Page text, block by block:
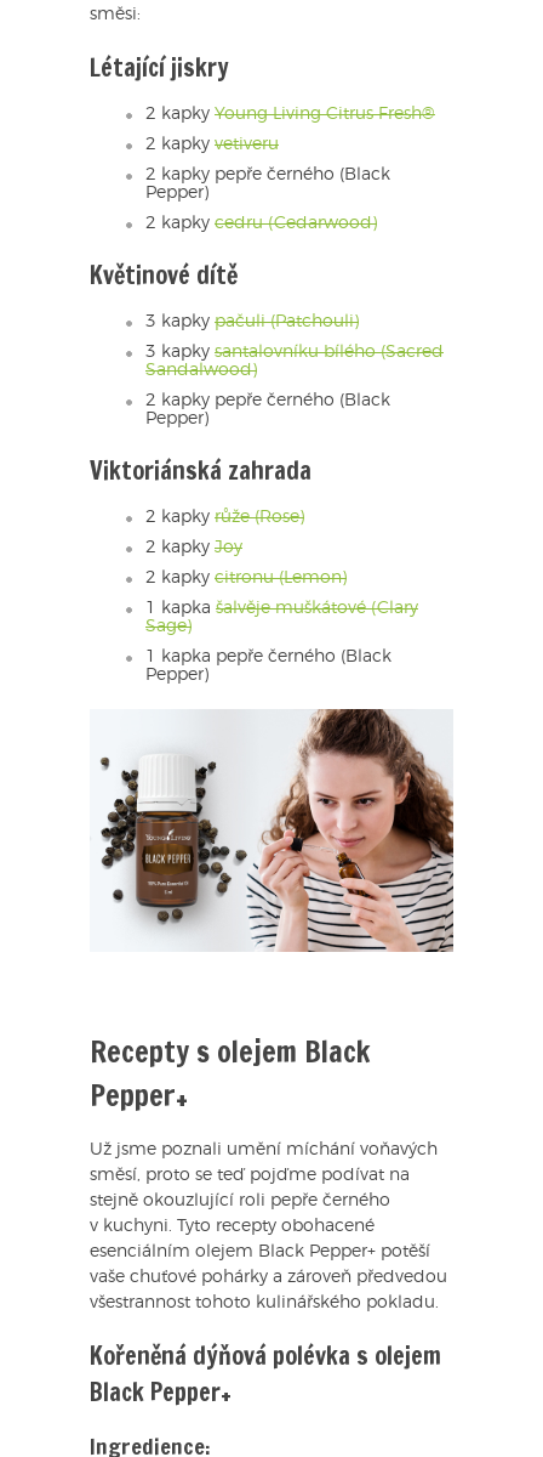
směsi:
Létající jiskry
2 kapky Young Living Citrus Fresh®
2 kapky vetiveru
2 kapky pepře černého (Black
Pepper)
2 kapky cedru (Cedarwood)
Květinové dítě
3 kapky pačuli (Patchouli)
3 kapky santalovníku bílého (Sacred
Sandalwood)
2 kapky pepře černého (Black
Pepper)
Viktoriánská zahrada
2 kapky růže (Rose)
2 kapky Joy
2 kapky citronu (Lemon)
1 kapka šalvěje muškátové (Clary
Sage)
1 kapka pepře černého (Black
Pepper)
Recepty s olejem Black
Pepper+
Už jsme poznali umění míchání voňavých
směsí, proto se teď pojďme podívat na
stejně okouzlující roli pepře černého
v kuchyni. Tyto recepty obohacené
esenciálním olejem Black Pepper+ potěší
vaše chuťové pohárky a zároveň předvedou
všestrannost tohoto kulinářského pokladu.
Kořeněná dýňová polévka s olejem
Black Pepper+
Ingredience: